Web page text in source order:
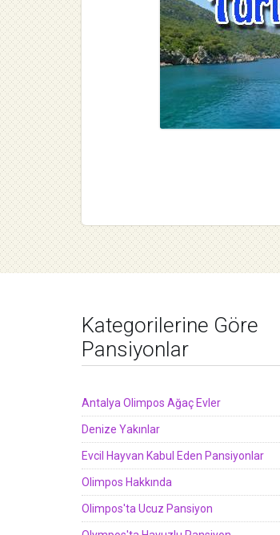
Kategorilerine Göre
Pansiyonlar
Antalya Olimpos Ağaç Evler
Denize Yakınlar
Evcil Hayvan Kabul Eden Pansiyonlar
Olimpos Hakkında
Olimpos'ta Ucuz Pansiyon